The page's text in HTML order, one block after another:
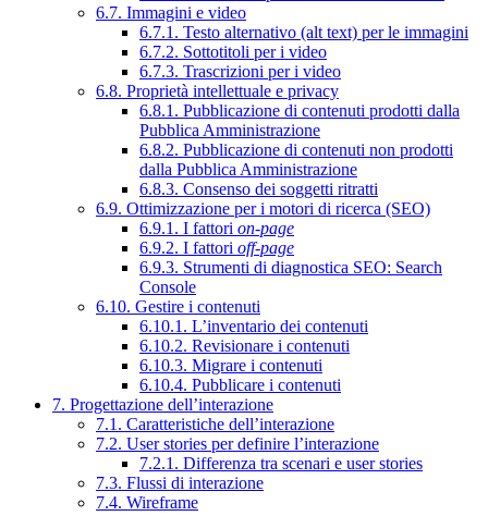
6.7. Immagini e video
6.7.1. Testo alternativo (alt text) per le immagini
6.7.2. Sottotitoli per i video
6.7.3. Trascrizioni per i video
6.8. Proprietà intellettuale e privacy
6.8.1. Pubblicazione di contenuti prodotti dalla
Pubblica Amministrazione
6.8.2. Pubblicazione di contenuti non prodotti
dalla Pubblica Amministrazione
6.8.3. Consenso dei soggetti ritratti
6.9. Ottimizzazione per i motori di ricerca (SEO)
6.9.1. I fattori on-page
6.9.2. I fattori off-page
6.9.3. Strumenti di diagnostica SEO: Search
Console
6.10. Gestire i contenuti
6.10.1. L’inventario dei contenuti
6.10.2. Revisionare i contenuti
6.10.3. Migrare i contenuti
6.10.4. Pubblicare i contenuti
7. Progettazione dell’interazione
7.1. Caratteristiche dell’interazione
7.2. User stories per definire l’interazione
7.2.1. Differenza tra scenari e user stories
7.3. Flussi di interazione
7.4. Wireframe